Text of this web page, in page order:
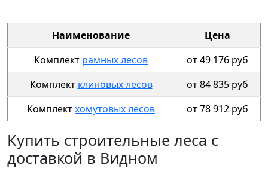
Наименование
Цена
Комплект рамных лесов
от 49 176 руб
Комплект клиновых лесов
от 84 835 руб
Комплектхомутовых лесов от 78 912 руб
Купить строительные леса с
доставкой в Видном